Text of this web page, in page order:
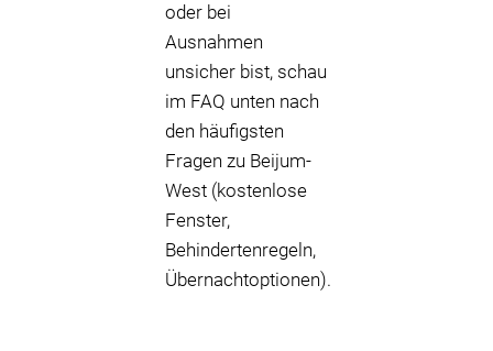
oder bei
Ausnahmen
unsicher bist, schau
im FAQ unten nach
den häufigsten
Fragen zu Beijum-
West (kostenlose
Fenster,
Behindertenregeln,
Übernachtoptionen).